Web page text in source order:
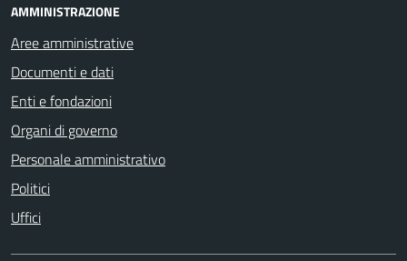
AMMINISTRAZIONE
Aree amministrative
Documenti e dati
Enti e fondazioni
Organi di governo
Personale amministrativo
Politici
Uffici